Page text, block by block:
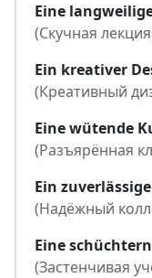
Eine
(Скучная
Ein kreativer
(Креативный
Eine wütende
(Разъярённая
Ein
(Надёжный
Eine
(Застенчивая